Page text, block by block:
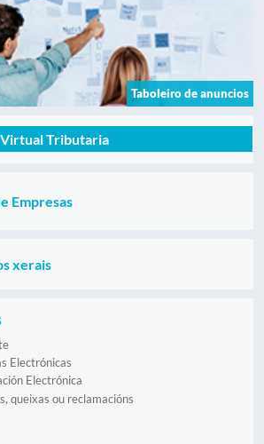
Taboleiro de anuncios
Tributaria
Empresas
xerais
Electrónicas
Electrónica
queixas ou reclamacións